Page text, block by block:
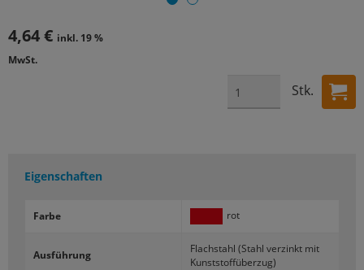
4,64 € inkl. 19 %
MwSt.
Stk.
Eigenschaften
Farbe rot
Aus­füh­rung
Flach­stahl (Stahl ver­zinkt mit
Kunst­stoff­über­zug)